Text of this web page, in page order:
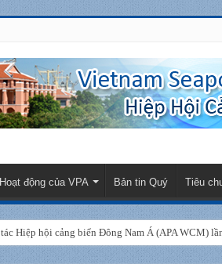
Hoạt động của VPA Bản tin Quý Tiêu
Hiệp hội cảng biển Đông Nam Á (APA WCM)